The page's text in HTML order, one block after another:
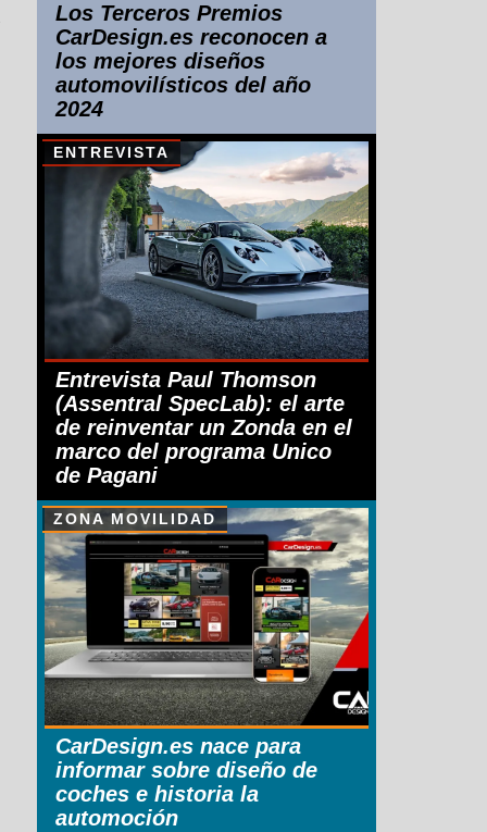
Los Terceros Premios
CarDesign.es reconocen a
los mejores diseños
automovilísticos del año
2024
ENTREVISTA
Entrevista Paul Thomson
(Assentral SpecLab): el arte
de reinventar un Zonda en el
marco del programa Unico
de Pagani
ZONA MOVILIDAD
CarDesign.es nace para
informar sobre diseño de
coches e historia la
automoción